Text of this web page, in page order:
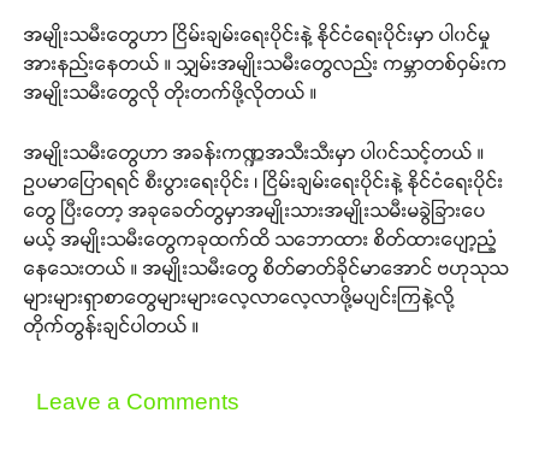
အမျိုးသမီးတွေဟာ ငြိမ်းချမ်းရေးပိုင်းနဲ့ နိုင်ငံရေးပိုင်းမှာ ပါ၀င်မှု
အားနည်းနေတယ် ။ သျှမ်းအမျိုးသမီးတွေလည်း ကမ္ဘာတစ်ဝှမ်းက
အမျိုးသမီးတွေလို တိုးတက်ဖို့လိုတယ် ။
အမျိုးသမီးတွေဟာ အခန်းကဏ္ဍအသီးသီးမှာ ပါ၀င်သင့်တယ် ။
ဥပမာပြောရရင် စီးပွားရေးပိုင်း ၊ ငြိမ်းချမ်းရေးပိုင်းနဲ့ နိုင်ငံရေးပိုင်း
တွေ ပြီးတော့ အခုခေတ်တွမှာအမျိုးသားအမျိုးသမီးမခွဲခြားပေ
မယ့် အမျိုးသမီးတွေကခုထက်ထိ သဘောထား စိတ်ထားပျော့ညံ့
နေသေးတယ် ။ အမျိုးသမီးတွေ စိတ်ဓာတ်ခိုင်မာအောင် ဗဟုသုသ
များများရှာစာတွေများများလေ့လာလေ့လာဖို့မပျင်းကြနဲ့လို့
တိုက်တွန်းချင်ပါတယ် ။
Leave a Comments